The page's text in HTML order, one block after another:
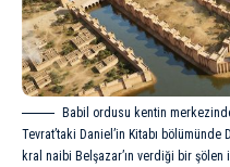
Babil ordusu kentin
Tevrat’taki Daniel’in Kitabı bölümünde
kral naibi Belşazar’ın verdiği bir şölen